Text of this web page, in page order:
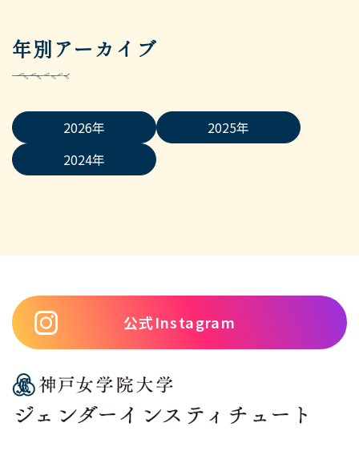
年別アーカイブ
2026
2025
2024
公式Instagram